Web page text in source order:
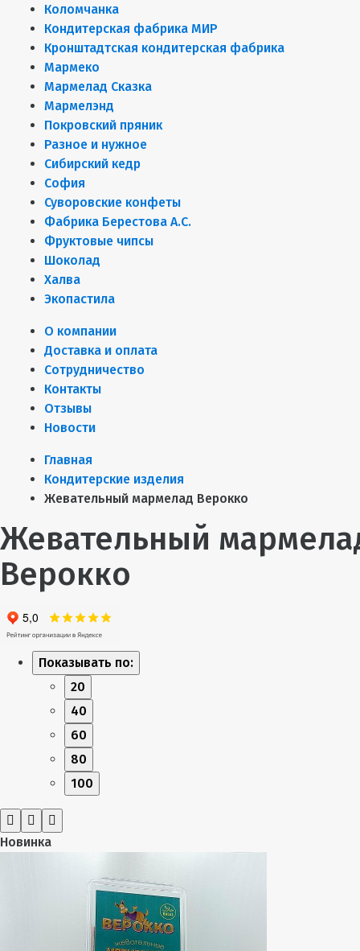
Коломчанка
Кондитерская фабрика МИР
Кронштадтская кондитерская фабрика
Мармеко
Мармелад Сказка
Мармелэнд
Покровский пряник
Разное и нужное
Сибирский кедр
София
Суворовские конфеты
Фабрика Берестова А.С.
Фруктовые чипсы
Шоколад
Халва
Экопастила
О компании
Доставка и оплата
Сотрудничество
Контакты
Отзывы
Новости
Главная
Кондитерские изделия
Жевательный мармелад Верокко
Жевательный
Верокко
Показывать по:
20
40
60
80
100
Новинка